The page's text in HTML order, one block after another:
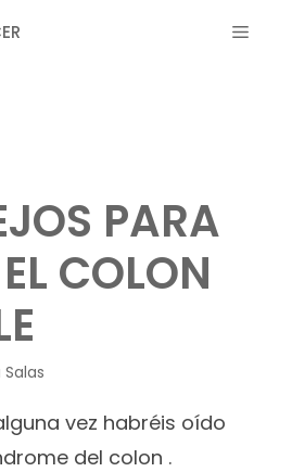
MENÚ
PARA
COLON
vez habréis oído
del colon .